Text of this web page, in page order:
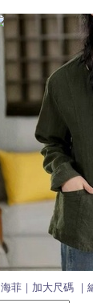
海菲｜加大尺碼 ｜